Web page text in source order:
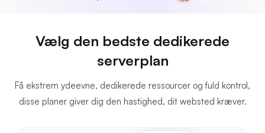
Vælg den bedste dedikerede
serverplan
Få ekstrem ydeevne, dedikerede ressourcer og fuld kontrol,
disse planer giver dig den hastighed, dit websted kræver.